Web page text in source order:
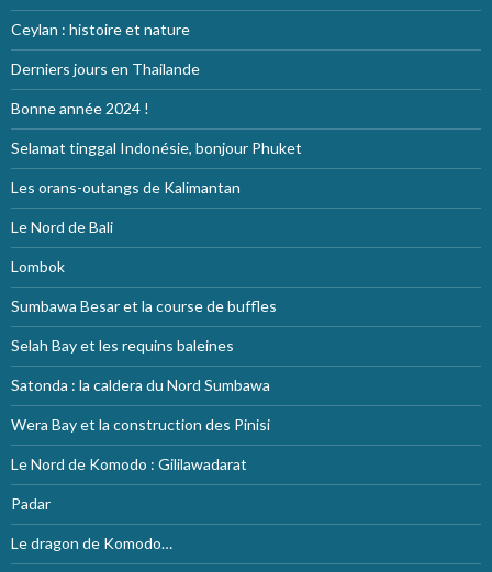
Ceylan : histoire et nature
Derniers jours en Thailande
Bonne année 2024 !
Selamat tinggal Indonésie, bonjour Phuket
Les orans-outangs de Kalimantan
Le Nord de Bali
Lombok
Sumbawa Besar et la course de buffles
Selah Bay et les requins baleines
Satonda : la caldera du Nord Sumbawa
Wera Bay et la construction des Pinisi
Le Nord de Komodo : Gililawadarat
Padar
Le dragon de Komodo…